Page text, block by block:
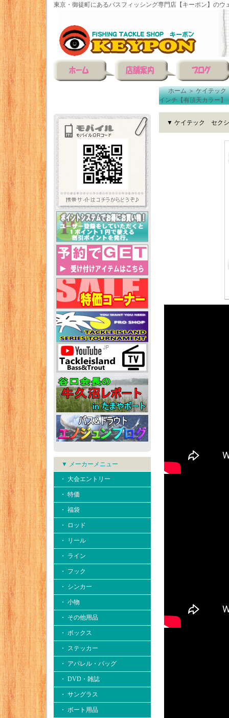
東京・御徒町にあるバスフィッシング専門店【キーポン】のウ
▼ メーカーメニュー
・ 大会エントリー
・ 特価
・ 福袋
・ ロッド
・ リール
・ ライン
・ フック
・ シンカー
・ 小物
・ その他用品
・ ボックス
・ ステッカー
・ アパレル・バッグ
・ DVD・雑誌
・ サングラス
・ ボート用品
ホーム＞ケイテック
インチ【有頂天カラー】
▼ ケイテック セク